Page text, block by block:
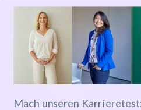
Mach unseren